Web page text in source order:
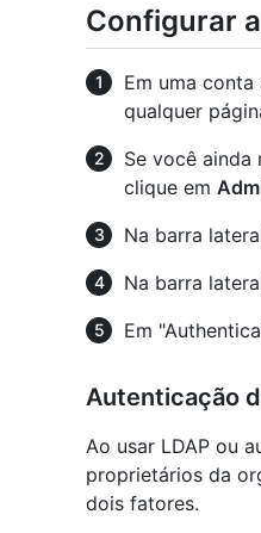
Configurar
Em uma
qualquer
Se você ainda
clique em
Na barra
Na barra
Em
Autenticação
Ao usar LDAP ou
proprietários da
dois fatores.